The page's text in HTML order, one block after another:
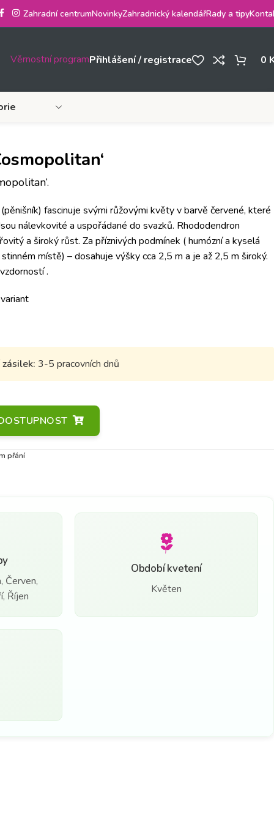
Zahradní centrumNovinkyZahradnický kalendářRady a tipy
Věrnostní programPřihlášení / registrace 0
(pěnišník) fascinuje svými růžovými květy v barvě červené, které
nálevkovité a uspořádané do svazků. Rhododendron
a široký růst. Za příznivých podmínek ( humózní a kyselá
místě) – dosahuje výšky cca 2,5 m a je až 2,5 m široký.
.
3-5 pracovních dnů
přání
Červen,
Říjen
Období kvetení
Květen